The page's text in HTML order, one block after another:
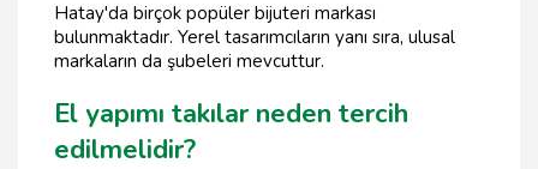
Hatay'da birçok popüler bijuteri markası
bulunmaktadır. Yerel tasarımcıların yanı sıra, ulusal
markaların da şubeleri mevcuttur.
El yapımı takılar neden tercih
edilmelidir?